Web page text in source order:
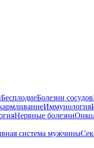
БесплодиеБолезни сосудов
Иммунология
Нервные болезни
система мужчины